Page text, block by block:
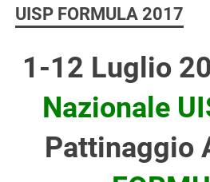
UISP FORMULA 2017
1-12 Luglio
Nazionale
Pattinaggio